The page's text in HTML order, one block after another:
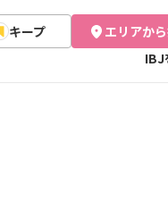
キープ
エリアか
IBJ